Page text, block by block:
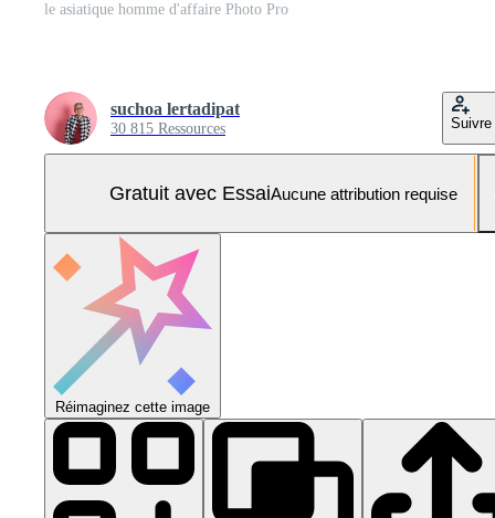
le asiatique homme d'affaire Photo Pro
suchoa lertadipat
30 815 Ressources Suivre
Gratuit avec EssaiAucune attribution requise
Réimaginez cette image